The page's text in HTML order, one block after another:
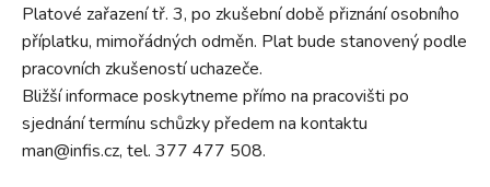
Platové zařazení tř. 3, po zkušební době přiznání osobního
příplatku, mimořádných odměn. Plat bude stanovený podle
pracovních zkušeností uchazeče.
Bližší informace poskytneme přímo na pracovišti po
sjednání termínu schůzky předem na kontaktu
man@infis.cz, tel. 377 477 508.